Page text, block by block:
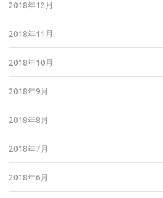
2018年12月
2018年11月
2018年10月
2018年9月
2018年8月
2018年7月
2018年6月